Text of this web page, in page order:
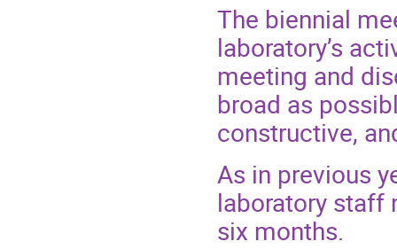
The biennial
laboratory’s
meeting and
broad as
constructive,
As in previous
laboratory staff
six months.